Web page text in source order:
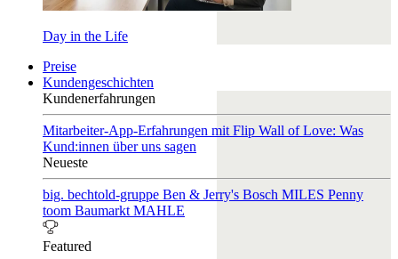
Day in the Life
Preise
Kundengeschichten
Kundenerfahrungen
Mitarbeiter-App-Erfahrungen mit Flip Wall of Love: Was
Kund:innen über uns sagen
Neueste
big. bechtold-gruppe Ben & Jerry's Bosch MILES Penny
toom Baumarkt MAHLE
Featured